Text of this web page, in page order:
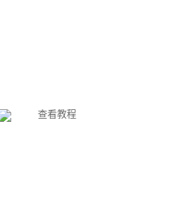
查看教程